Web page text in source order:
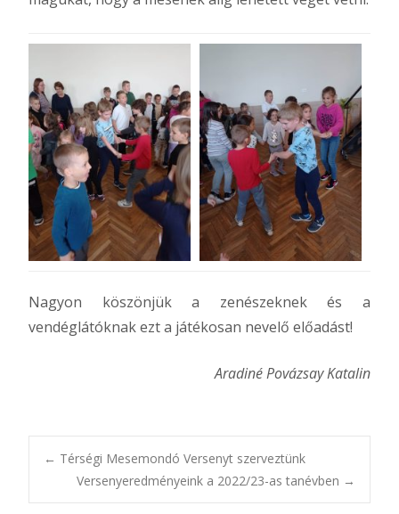
Nagyon köszönjük a zenészeknek és a
vendéglátóknak ezt a játékosan nevelő előadást!
Aradiné Povázsay Katalin
Post
← Térségi Mesemondó Versenyt szerveztünk
Versenyeredményeink a 2022/23-as tanévben →